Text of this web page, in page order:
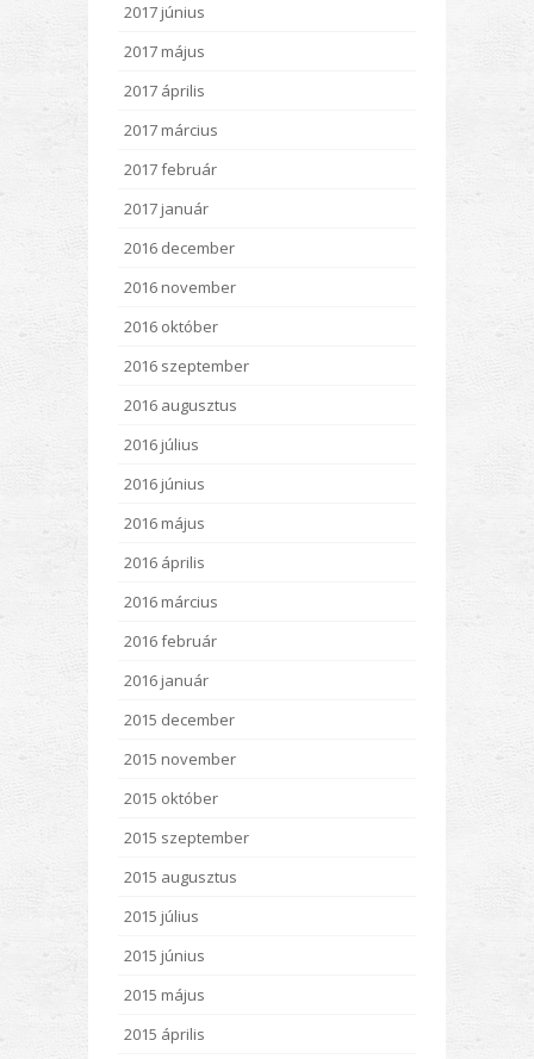
2017 június
2017 május
2017 április
2017 március
2017 február
2017 január
2016 december
2016 november
2016 október
2016 szeptember
2016 augusztus
2016 július
2016 június
2016 május
2016 április
2016 március
2016 február
2016 január
2015 december
2015 november
2015 október
2015 szeptember
2015 augusztus
2015 július
2015 június
2015 május
2015 április